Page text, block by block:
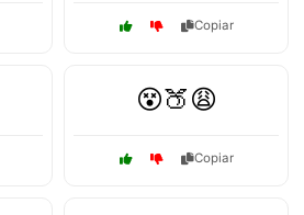
Copiar
😵🍑😩
Copiar